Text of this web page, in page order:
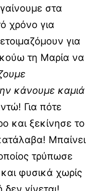
στα
χρόνο για
για
τη Μαρία να
κάνουμε καμιά
Για πότε
και ξεκίνησε το
Μπαίνει
τρύπωσε
φυσικά χωρίς